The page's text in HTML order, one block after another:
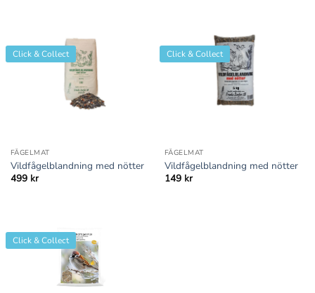
Click & Collect
FÅGELMAT
Vildfågelblandning med nötter
499 kr
Click & Collect
FÅGELMAT
Vildfågelblandning med nötter
149 kr
Click & Collect